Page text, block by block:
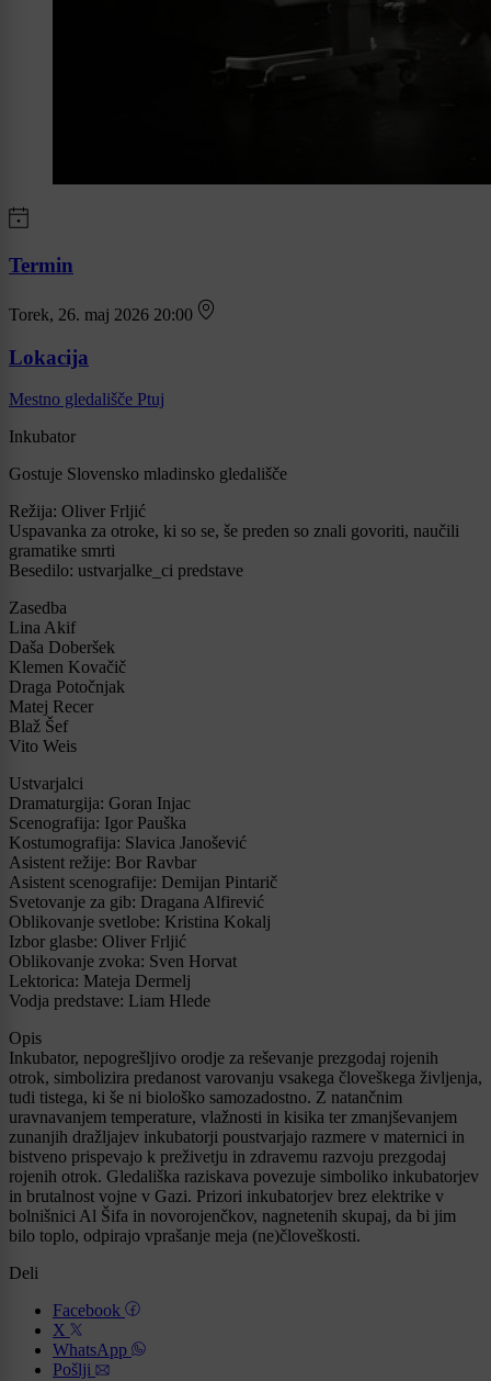
Termin
Torek, 26. maj 2026 20:00
Lokacija
Mestno gledališče Ptuj
Inkubator
Gostuje Slovensko mladinsko gledališče
Režija: Oliver Frljić
Uspavanka za otroke, ki so se, še preden so znali govoriti, naučili
gramatike smrti
Besedilo: ustvarjalke_ci predstave
Zasedba
Lina Akif
Daša Doberšek
Klemen Kovačič
Draga Potočnjak
Matej Recer
Blaž Šef
Vito Weis
Ustvarjalci
Dramaturgija: Goran Injac
Scenografija: Igor Pauška
Kostumografija: Slavica Janošević
Asistent režije: Bor Ravbar
Asistent scenografije: Demijan Pintarič
Svetovanje za gib: Dragana Alfirević
Oblikovanje svetlobe: Kristina Kokalj
Izbor glasbe: Oliver Frljić
Oblikovanje zvoka: Sven Horvat
Lektorica: Mateja Dermelj
Vodja predstave: Liam Hlede
Opis
Inkubator, nepogrešljivo orodje za reševanje prezgodaj rojenih
otrok, simbolizira predanost varovanju vsakega človeškega življenja,
tudi tistega, ki še ni biološko samozadostno. Z natančnim
uravnavanjem temperature, vlažnosti in kisika ter zmanjševanjem
zunanjih dražljajev inkubatorji poustvarjajo razmere v maternici in
bistveno prispevajo k preživetju in zdravemu razvoju prezgodaj
rojenih otrok. Gledališka raziskava povezuje simboliko inkubatorjev
in brutalnost vojne v Gazi. Prizori inkubatorjev brez elektrike v
bolnišnici Al Šifa in novorojenčkov, nagnetenih skupaj, da bi jim
bilo toplo, odpirajo vprašanje meja (ne)človeškosti.
Deli
Facebook
X
WhatsApp
Pošlji